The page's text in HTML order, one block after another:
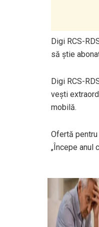
Digi RCS-
să știe
Digi RCS-
vești
mobilă.
Ofertă
„Începe anul